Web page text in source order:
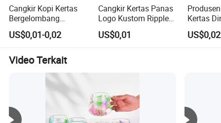
Cangkir Kopi Kertas
Bergelombang
Biodegradable Sekali
Pakai Cangkir Teh
Sekali Pakai
US$0,01-0,02
Cangkir Kertas Panas
Logo Kustom Ripple
Wall dengan Tutup
untuk Restoran dan
Kafe
US$0,01
Kertas
Sekali
Dingin
US$0,02
Video Terkait